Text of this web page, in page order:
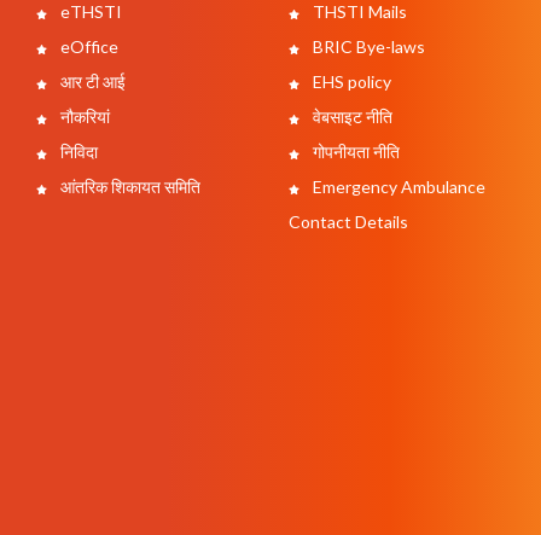
eTHSTI
eOffice
आर टी आई
नौकरियां
निविदा
आंतरिक शिकायत समिति
THSTI Mails
BRIC Bye-laws
EHS policy
वेबसाइट नीति
गोपनीयता नीति
Emergency Ambulance
Contact Details